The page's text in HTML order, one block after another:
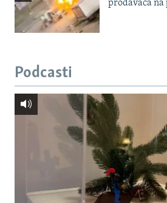
prodavača
Podcasti